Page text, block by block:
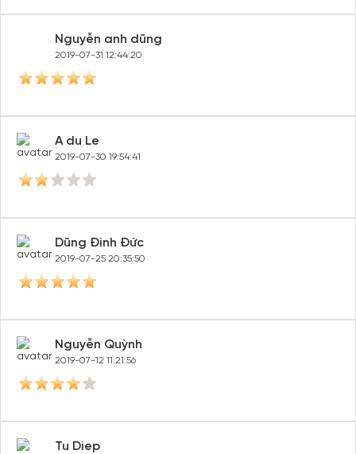
Nguyễn anh dũng
2019-07-31 12:44:20
A du Le
2019-07-30 19:54:41
Dũng Đinh Đức
2019-07-25 20:35:50
Nguyễn Quỳnh
2019-07-12 11:21:56
Tu Diep